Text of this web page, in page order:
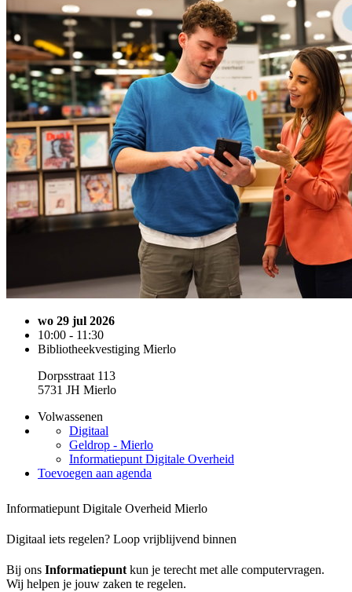
wo 29 jul 2026
10:00 - 11:30
Bibliotheekvestiging Mierlo
Dorpsstraat 113
5731 JH Mierlo
Volwassenen
Digitaal
Geldrop - Mierlo
Informatiepunt Digitale Overheid
Toevoegen aan agenda
Informatiepunt Digitale Overheid Mierlo
Digitaal iets regelen? Loop vrijblijvend binnen
Bij ons Informatiepunt kun je terecht met alle computervragen.
Wij helpen je jouw zaken te regelen.